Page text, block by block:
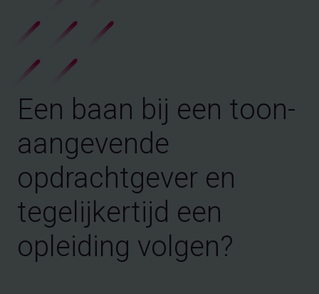
Een baan bij een toon-
aangevende
opdrachtgever en
tegelijkertijd een
opleiding volgen?